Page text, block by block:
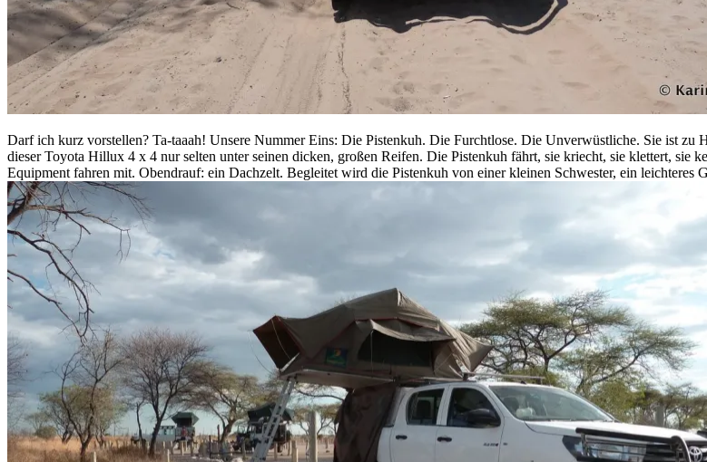
Darf ich kurz vorstellen? Ta-taaah! Unsere Nummer Eins: Die Pistenkuh. Die Furchtlose. Die Unverwüstliche. Sie ist zu
dieser Toyota Hillux 4 x 4 nur selten unter seinen dicken, großen Reifen. Die Pistenkuh fährt, sie kriecht, sie klettert, sie
Equipment fahren mit. Obendrauf: ein Dachzelt. Begleitet wird die Pistenkuh von einer kleinen Schwester, ein